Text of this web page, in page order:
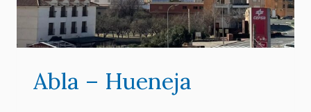
Abla – Hueneja